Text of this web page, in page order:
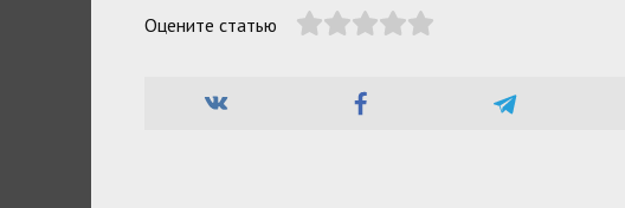
Оцените статью